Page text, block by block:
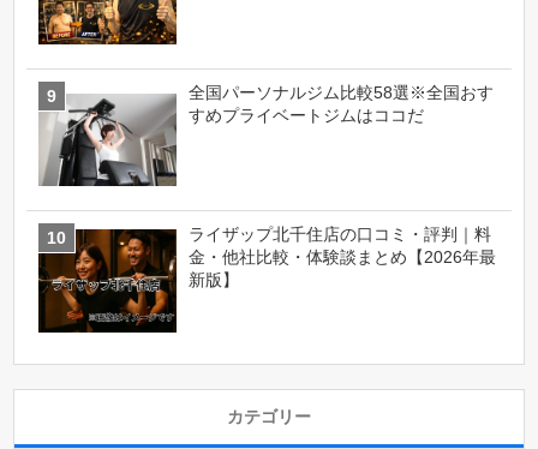
全国パーソナルジム比較58選※全国おす
すめプライベートジムはココだ
ライザップ北千住店の口コミ・評判｜料
金・他社比較・体験談まとめ【2026年最
新版】
カテゴリー